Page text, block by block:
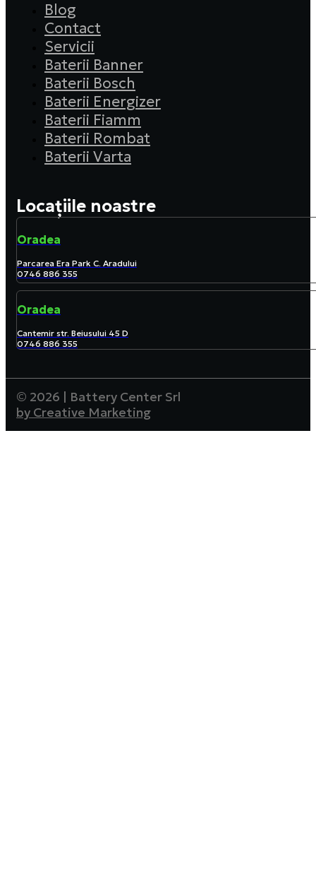
Blog
Contact
Servicii
Baterii Banner
Baterii Bosch
Baterii Energizer
Baterii Fiamm
Baterii Rombat
Baterii Varta
Locațiile noastre
Oradea
Parcarea Era Park C. Aradului
0746 886 355
Oradea
Cantemir str. Beiusului 45 D
0746 886 355
© 2026 | Battery Center Srl
by Creative Marketing